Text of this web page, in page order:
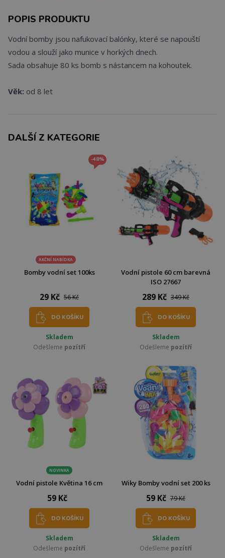
POPIS PRODUKTU
Vodní bomby jsou nafukovací balónky, které se napouští
vodou a slouží jako munice v horkých dnech.
Sada obsahuje 80 ks bomb s nástancem na kohoutek.
Věk: od 8 let
DALŠÍ Z KATEGORIE
-48%
AKČNÍ NABÍDKA
Bomby vodní set 100ks
29 Kč 56 Kč
DO KOŠÍKU
Skladem
Odešleme pozítří
Vodní pistole 60 cm barevná
ISO 27667
289 Kč 349 Kč
DO KOŠÍKU
Skladem
Odešleme pozítří
NOVINKA
Vodní pistole Květina 16 cm
59 Kč
DO KOŠÍKU
Skladem
Odešleme pozítří
Wiky Bomby vodní set 200 ks
59 Kč 79 Kč
DO KOŠÍKU
Skladem
Odešleme pozítří